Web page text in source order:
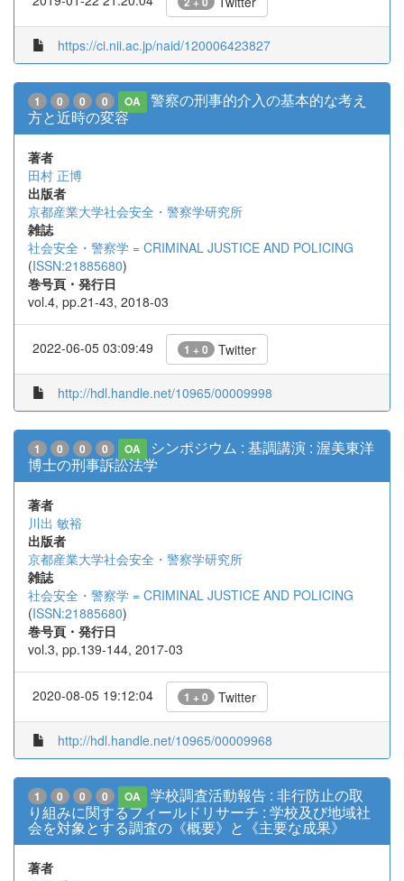
https://ci.nii.ac.jp/naid/120006423827
1 0 0 0 OA
警察の刑事的介入の基本的な考え
方と近時の変容
著者
田村 正博
出版者
京都産業大学社会安全・警察学研究所
雑誌
社会安全・警察学 = CRIMINAL JUSTICE AND POLICING
(ISSN:21885680)
巻号頁・発行日
vol.4, pp.21-43, 2018-03
2022-06-05 03:09:49 1 + 0 Twitter
http://hdl.handle.net/10965/00009998
1 0 0 0 OA
シンポジウム : 基調講演 : 渥美東洋
博士の刑事訴訟法学
著者
川出 敏裕
出版者
京都産業大学社会安全・警察学研究所
雑誌
社会安全・警察学 = CRIMINAL JUSTICE AND POLICING
(ISSN:21885680)
巻号頁・発行日
vol.3, pp.139-144, 2017-03
2020-08-05 19:12:04 1 + 0 Twitter
http://hdl.handle.net/10965/00009968
1 0 0 0 OA
学校調査活動報告 : 非行防止の取
り組みに関するフィールドリサーチ : 学校及び地域社
会を対象とする調査の《概要》と《主要な成果》
著者